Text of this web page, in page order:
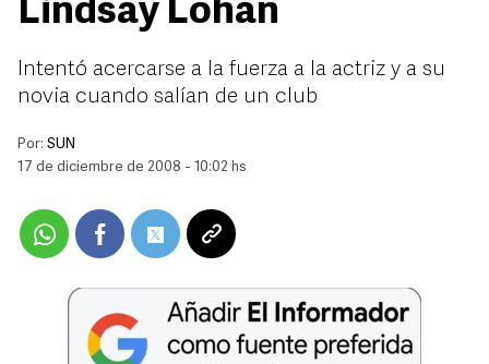
Lindsay Lohan
Intentó acercarse a la fuerza a la actriz y a su
novia cuando salían de un club
Por: SUN
17 de diciembre de 2008 - 10:02 hs